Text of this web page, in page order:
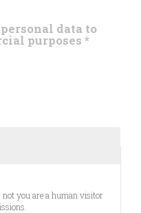
data to
purposes *
you are a human visitor